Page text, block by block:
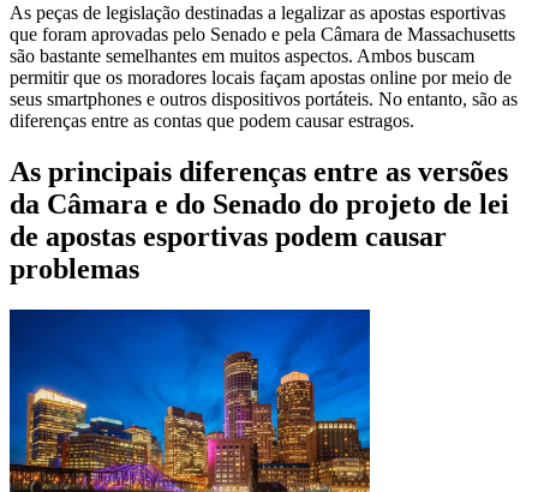
As peças de legislação destinadas a legalizar as apostas esportivas
que foram aprovadas pelo Senado e pela Câmara de Massachusetts
são bastante semelhantes em muitos aspectos. Ambos buscam
permitir que os moradores locais façam apostas online por meio de
seus smartphones e outros dispositivos portáteis. No entanto, são as
diferenças entre as contas que podem causar estragos.
As principais diferenças entre as versões
da Câmara e do Senado do projeto de lei
de apostas esportivas podem causar
problemas